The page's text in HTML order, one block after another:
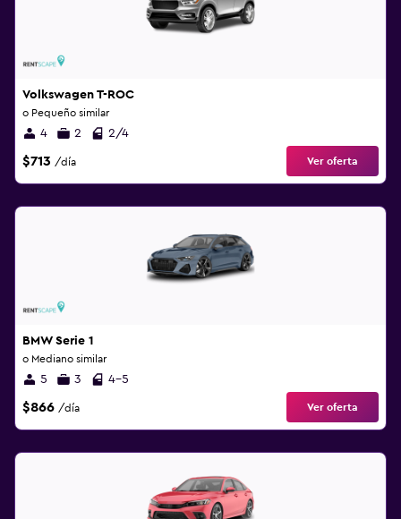
Volkswagen T-ROC
o Pequeño similar
4 2 2/4
$713 /día Ver oferta
BMW Serie 1
o Mediano similar
5 3 4-5
$866 /día Ver oferta